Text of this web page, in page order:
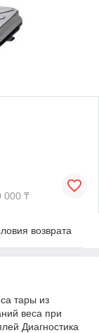
000 ₸
возврата
тары из
веса при
Диагностика